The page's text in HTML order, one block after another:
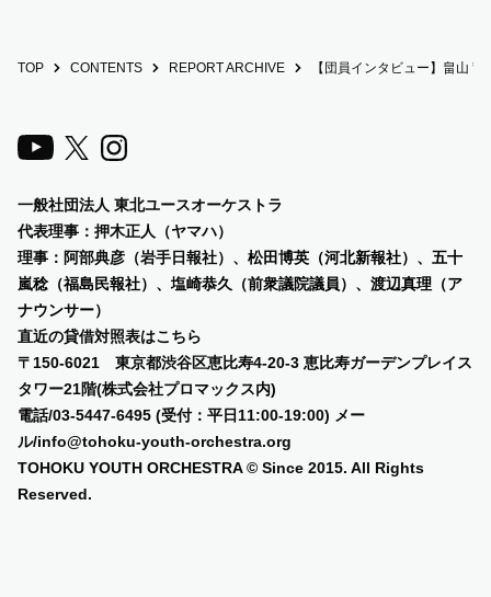
TOP CONTENTS REPORT ARCHIVE 【団員インタビュー】畠山
一般社団法人 東北ユースオーケストラ
代表理事：押木正人（ヤマハ）
理事：阿部典彦（岩手日報社）、 松田博英（河北新報社）、五十
嵐稔（福島民報社）、塩崎恭久（前衆議院議員）、渡辺真理（ア
ナウンサー）
直近の貸借対照表はこちら
〒150-6021 東京都渋谷区恵比寿4-20-3 恵比寿ガーデンプレイス
タワー21階(株式会社プロマックス内)
電話/03-5447-6495 (受付：平日11:00-19:00) メー
ル/info@tohoku-youth-orchestra.org
TOHOKU YOUTH ORCHESTRA © Since 2015. All Rights
Reserved.